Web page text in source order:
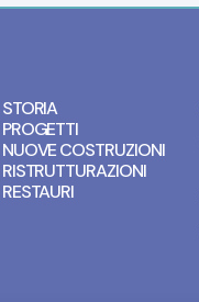
STORIA
PROGETTI
NUOVE COSTRUZIONI
RISTRUTTURAZIONI
RESTAURI